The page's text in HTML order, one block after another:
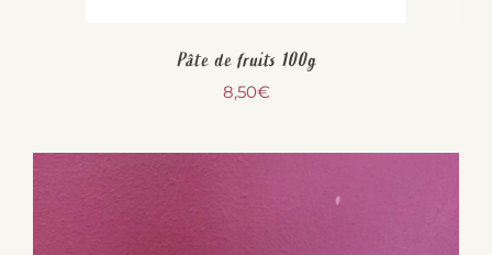
Pâte de fruits 100g
8,50€